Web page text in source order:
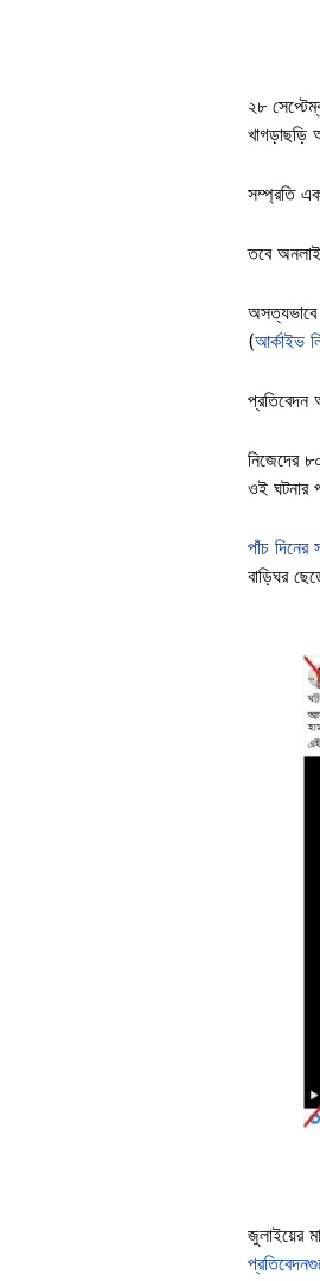
২৮
খাগড়াছড়ি
সম্প্রতি এক
তবে
(আর্কাইভ
প্রতিবেদন
নিজেদের
ওই ঘটনার
পাঁচ দিনের
বাড়িঘর
জুলাইয়ের